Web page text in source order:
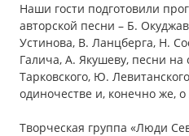
Наши гости подготовили
авторской песни – Б.
Устинова, В. Ланцберга, Н.
Галича, А. Якушеву, песни
Тарковского, Ю.
одиночестве и, конечно же,
Творческая группа «Люди